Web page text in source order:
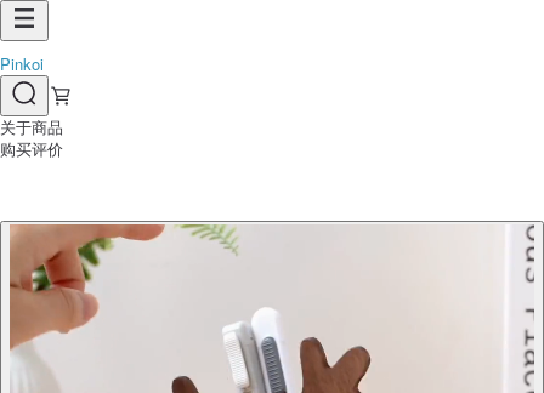
Pinkoi
关于商品
购买评价